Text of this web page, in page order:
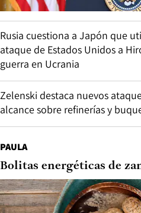
Rusia cuestiona a Japón que
ataque de Estados Unidos a
guerra en Ucrania
Zelenski destaca nuevos
alcance sobre refinerías y
PAULA
Bolitas energéticas de